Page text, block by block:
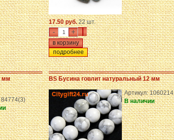
17.50 руб.22 шт.
- +
подробнее
мм
84774(3)
BS Бусина говлит натуральный 12 мм
Артикул: 1060214
В наличии